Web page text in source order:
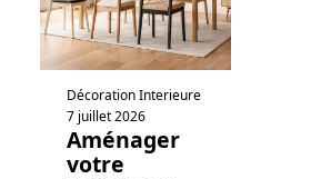
Décoration Interieure
7 juillet 2026
Aménager
votre